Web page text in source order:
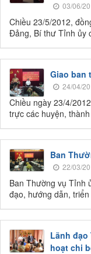
03/06/
Chiều 23/5/2012,
Đảng, Bí thư Tỉnh ủy
Giao ban
24/04/
Chiều ngày 23/4/
trực các huyện,
Ban
22/03/
Ban Thường vụ Tỉnh
đạo, hướng dẫn,
Lãnh
hoạt chi